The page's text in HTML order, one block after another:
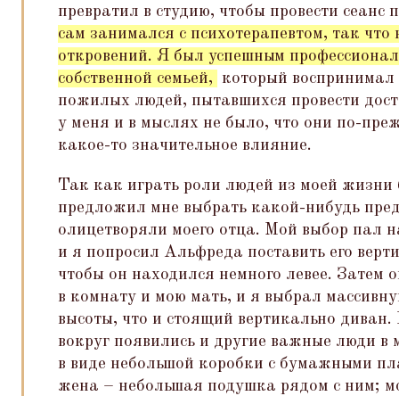
превратил в студию, чтобы провести сеанс
сам занимался с психотерапевтом, так
откровений. Я был успешным
собственной семьей, который воспринимал
пожилых людей, пытавшихся провести
у меня и в мыслях не было, что они по-
какое-то значительное влияние.
Так как играть роли людей из моей
предложил мне выбрать какой-нибудь
олицетворяли моего отца. Мой выбор пал
и я попросил Альфреда поставить его
чтобы он находился немного левее. Затем
в комнату и мою мать, и я выбрал
высоты, что и стоящий вертикально
вокруг появились и другие важные люди
в виде небольшой коробки с бумажными
жена – небольшая подушка рядом с ним;